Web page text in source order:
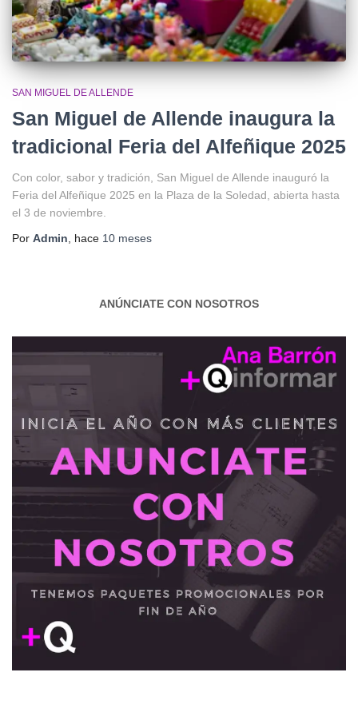
SAN MIGUEL DE ALLENDE
San Miguel de Allende inaugura la
tradicional Feria del Alfeñique 2025
Con color, sabor y tradición, San Miguel de Allende inauguró la
Feria del Alfeñique 2025 en la Plaza de la Soledad, abierta hasta
el 3 de noviembre.
Por Admin , hace 10 meses
ANÚNCIATE CON NOSOTROS